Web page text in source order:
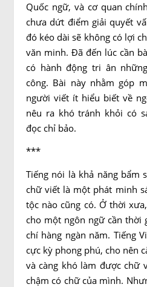
Quốc ngữ, và cơ quan
chưa dứt điểm giải quyết
đó kéo dài sẽ không có lợi
văn minh. Đã đến lúc cần
có hành động tri ân
công. Bài này nhằm góp
người viết ít hiểu biết về
nêu ra khó tránh khỏi có
đọc chỉ bảo.
***
Tiếng nói là khả năng bẩm
chữ viết là một phát minh
tộc nào cũng có. Ở thời
cho một ngôn ngữ cần thời
chí hàng ngàn năm. Tiếng
cực kỳ phong phú, cho nên
và càng khó làm được chữ
chậm có chữ của mình.